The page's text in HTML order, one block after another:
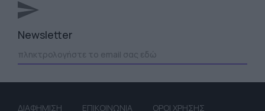
Newsletter
ΔΙΑΦΗΜΙΣΗ ΕΠΙΚΟΙΝΩΝΙΑ ΟΡΟΙ ΧΡΗΣΗΣ